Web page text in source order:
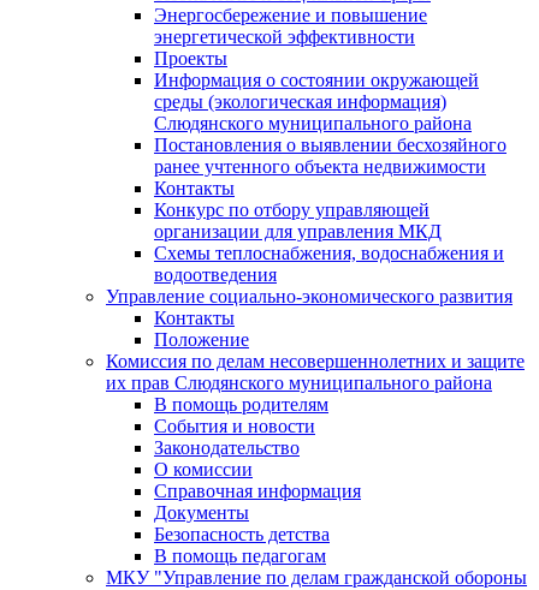
Энергосбережение и повышение
энергетической эффективности
Проекты
Информация о состоянии окружающей
среды (экологическая информация)
Слюдянского муниципального района
Постановления о выявлении бесхозяйного
ранее учтенного объекта недвижимости
Контакты
Конкурс по отбору управляющей
организации для управления МКД
Схемы теплоснабжения, водоснабжения и
водоотведения
Управление социально-экономического развития
Контакты
Положение
Комиссия по делам несовершеннолетних и защите
их прав Слюдянского муниципального района
В помощь родителям
События и новости
Законодательство
О комиссии
Справочная информация
Документы
Безопасность детства
В помощь педагогам
МКУ "Управление по делам гражданской обороны